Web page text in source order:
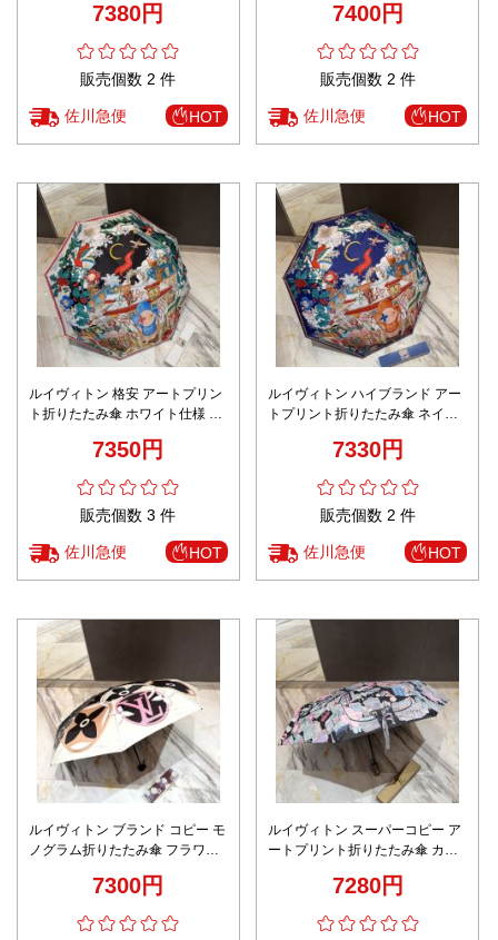
7380円
販売個数 2 件
佐川急便 HOT
7400円
販売個数 2 件
佐川急便 HOT
ルイヴィトン 格安 アートプリン
ト折りたたみ傘 ホワイト仕様 本
7350円
販売個数 3 件
佐川急便 HOT
ルイヴィトン ハイブランド アー
トプリント折りたたみ傘 ネイビ
7330円
販売個数 2 件
佐川急便 HOT
ルイヴィトン ブランド コピー モ
ノグラム折りたたみ傘 フラワー
7300円
ルイヴィトン スーパーコピー ア
ートプリント折りたたみ傘 カラ
7280円